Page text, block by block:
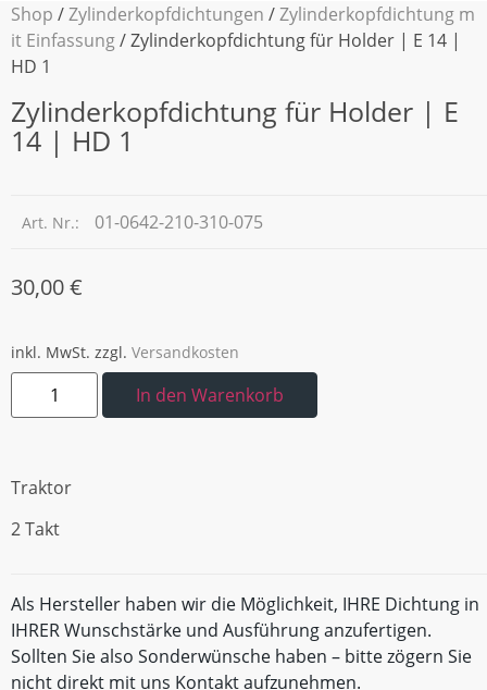
Shop /Zylinderkopfdichtungen /Zylinderkopfdichtung m
it Einfassung/ Zylinderkopfdichtung für Holder | E 14 |
HD 1
Zylinderkopfdichtung für Holder | E
14 | HD 1
Art. Nr.: 01-0642-210-310-075
30,00€
inkl. MwSt. zzgl. Versandkosten
In den Warenkorb
Traktor
2 Takt
Als Hersteller haben wir die Möglichkeit, IHRE Dichtung in
IHRER Wunschstärke und Ausführung anzufertigen.
Sollten Sie also Sonderwünsche haben – bitte zögern Sie
nicht direkt mit uns Kontakt aufzunehmen.